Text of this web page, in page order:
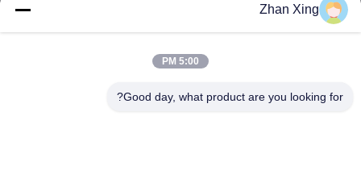
Zhan Xing
5:00 PM
Good day, what product are you looking for?